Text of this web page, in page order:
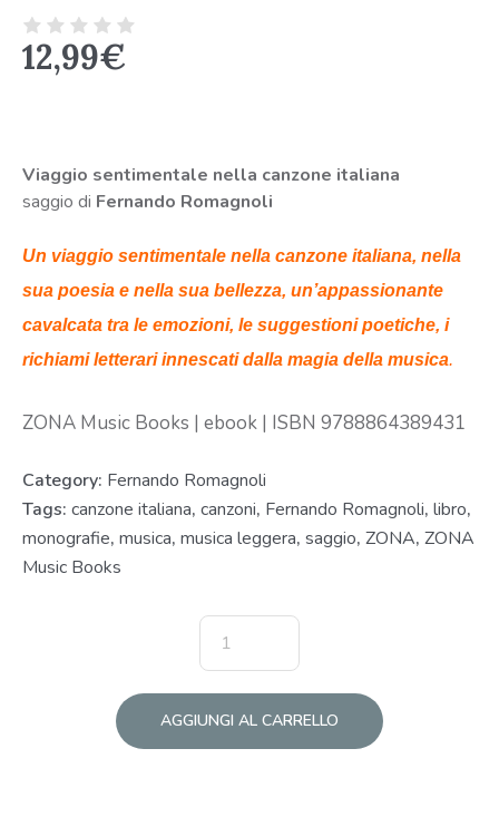
12,99€
Viaggio sentimentale nella canzone italiana
saggio di Fernando Romagnoli
Un viaggio sentimentale nella canzone italiana, nella
sua poesia e nella sua bellezza, un’appassionante
cavalcata tra le emozioni, le suggestioni poetiche, i
richiami letterari innescati dalla magia della musica.
ZONA Music Books | ebook | ISBN 9788864389431
Category: Fernando Romagnoli
Tags: canzone italiana, canzoni, Fernando Romagnoli, libro,
monografie, musica, musica leggera, saggio, ZONA, ZONA
Music Books
AGGIUNGI AL CARRELLO